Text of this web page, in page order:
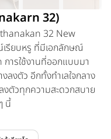
32)
32 New
รียบหรู ที่มีเอกลักษณ์
ารใช้งานที่ออกแบบมา
ลงตัว อีกทั้งทำเลใจกลาง
งตัวทุกความสะดวกสบาย
นี้